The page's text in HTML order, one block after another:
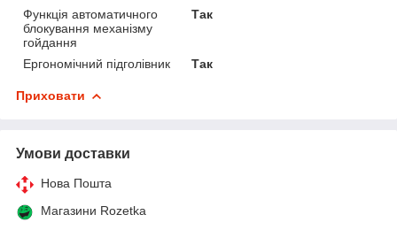
Функція автоматичного
блокування механізму
гойдання
Так
Ергономічний підголівник Так
Приховати
Умови доставки
Нова Пошта
Магазини Rozetka